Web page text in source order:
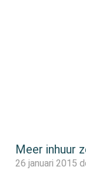
Meer inhuur
26 januari 2015